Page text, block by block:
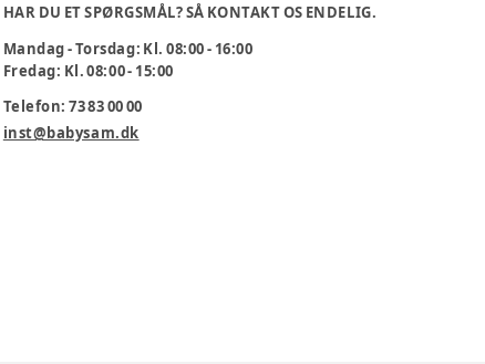
HAR DU ET SPØRGSMÅL? SÅ KONTAKT OS ENDELIG.
Mandag - Torsdag: Kl. 08:00 - 16:00
Fredag: Kl. 08:00 - 15:00
Telefon: 73 83 00 00
inst@babysam.dk